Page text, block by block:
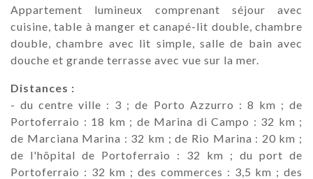
Appartement lumineux comprenant séjour avec
cuisine, table à manger et canapé-lit double, chambre
double, chambre avec lit simple, salle de bain avec
douche et grande terrasse avec vue sur la mer.
Distances :
- du centre ville : 3 ; de Porto Azzurro : 8 km ; de
Portoferraio : 18 km ; de Marina di Campo : 32 km ;
de Marciana Marina : 32 km ; de Rio Marina : 20 km ;
de l'hôpital de Portoferraio : 32 km ; du port de
Portoferraio : 32 km ; des commerces : 3,5 km ; des